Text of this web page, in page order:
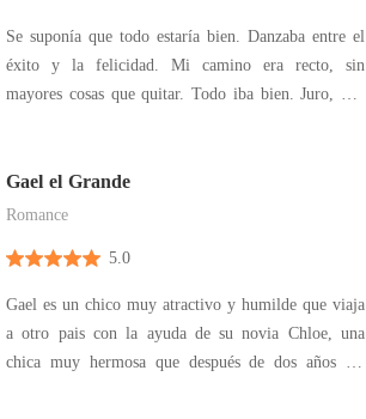
Se suponía que todo estaría bien. Danzaba entre el
éxito y la felicidad. Mi camino era recto, sin
mayores cosas que quitar. Todo iba bien. Juro, que
convirtió en algo tan torcido…
Gael el Grande
Romance
5.0
Gael es un chico muy atractivo y humilde que viaja
a otro pais con la ayuda de su novia Chloe, una
chica muy hermosa que después de dos años sin